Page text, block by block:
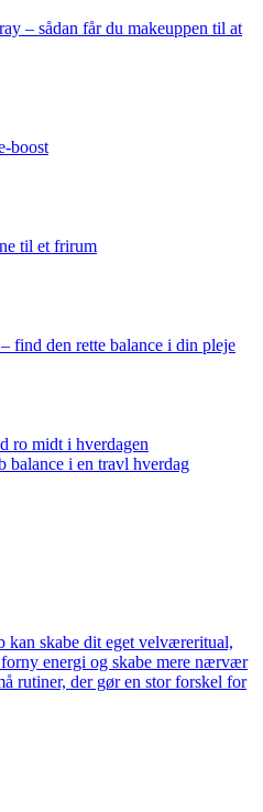
– sådan får du makeuppen til at
boost
til et frirum
find den rette balance i din pleje
ro midt i hverdagen
balance i en travl hverdag
kan skabe dit eget velværeritual,
energi og skabe mere nærvær
rutiner, der gør en stor forskel for